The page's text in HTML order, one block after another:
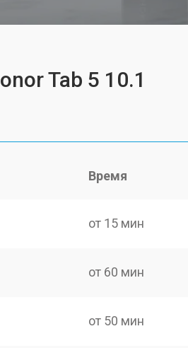
Tab 5 10.1
Время
от 15 мин
от 60 мин
от 50 мин